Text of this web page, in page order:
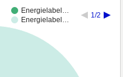
Energielabel…
Energielabel…
1/2